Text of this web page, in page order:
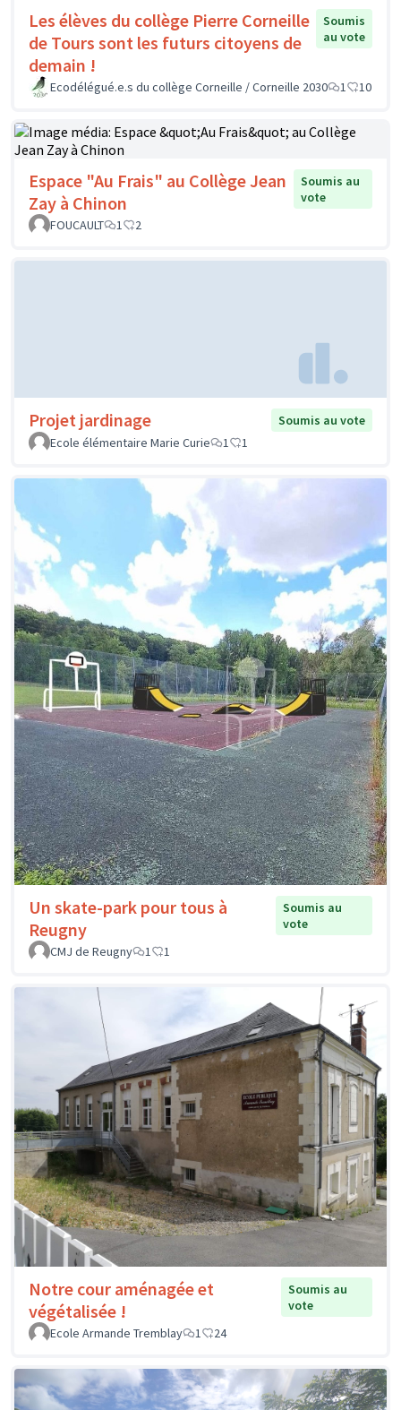
Les élèves du collège Pierre Corneille
de Tours sont les futurs citoyens de
demain !
Soumis
au vote
Ecodélégué.e.s du collège Corneille / Corneille 2030 1 10
Espace "Au Frais" au Collège Jean
Zay à Chinon
Soumis au
vote
FOUCAULT
1 2
Projet jardinage
Soumis au vote
Ecole élémentaire Marie Curie
1 1
Un skate-park pour tous à
Reugny
Soumis au
vote
CMJ de Reugny
1 1
Notre cour aménagée et
végétalisée !
Soumis au
vote
Ecole Armande Tremblay
1 24